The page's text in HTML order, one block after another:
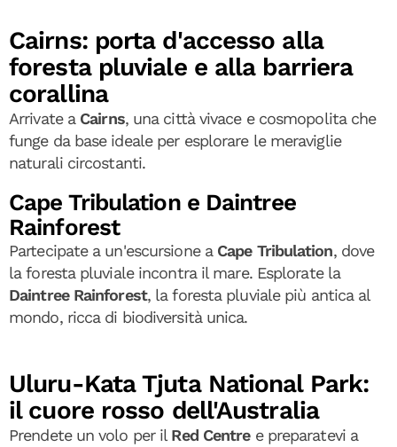
Cairns: porta d'accesso alla
foresta pluviale e alla barriera
corallina
Arrivate a Cairns, una città vivace e cosmopolita che
funge da base ideale per esplorare le meraviglie
naturali circostanti.
Cape Tribulation e Daintree
Rainforest
Partecipate a un'escursione a Cape Tribulation, dove
la foresta pluviale incontra il mare. Esplorate la
Daintree Rainforest, la foresta pluviale più antica al
mondo, ricca di biodiversità unica.
Uluru-Kata Tjuta National Park:
il cuore rosso dell'Australia
Prendete un volo per il Red Centree preparatevi a